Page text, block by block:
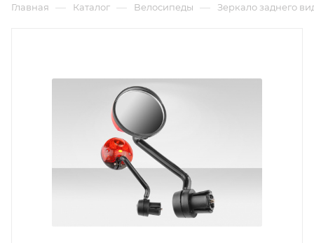
Главная — Каталог — Велосипеды — Зеркало заднего